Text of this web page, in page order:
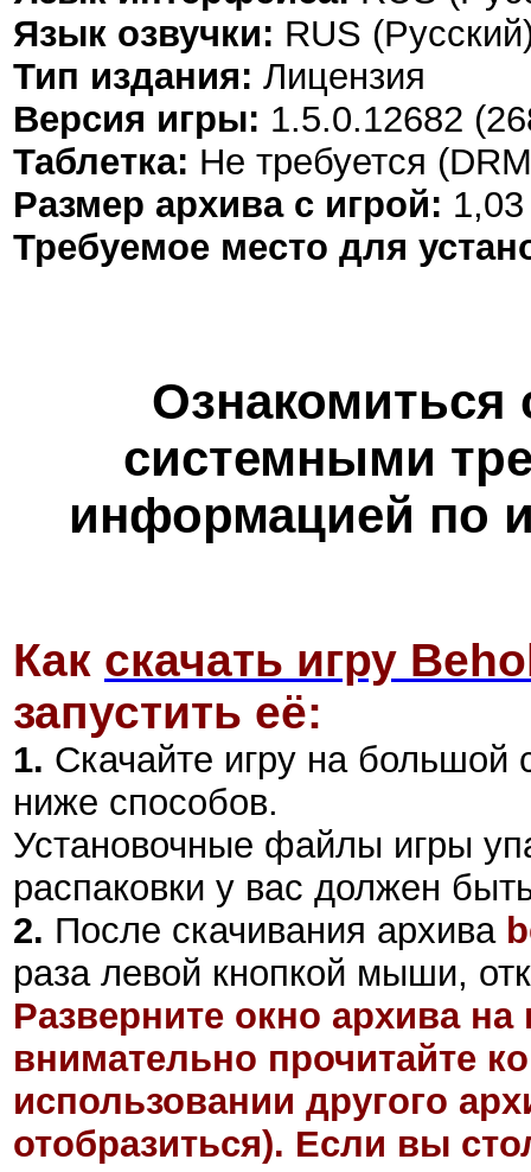
Язык озвучки: RUS
Тип издания: Лицензия
Версия игры: 1.5.0.12682
Таблетка: Не требуется
Размер архива с игрой:
Требуемое место для
Ознакомиться
системными
информацией по
Как скачать игру
запустить её:
1. Скачайте игру на большой
ниже способов.
Установочные файлы игры
распаковки у вас должен
2. После скачивания архива
раза левой кнопкой мыши,
Разверните окно архива на
внимательно прочитайте
использовании другого
отобразиться). Если вы